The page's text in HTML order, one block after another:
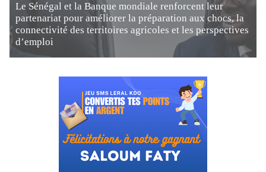
Le Sénégal et la Banque mondiale renforcent leur
partenariat pour améliorer la préparation aux chocs, la
connectivité des territoires agricoles et les perspectives
d’emploi